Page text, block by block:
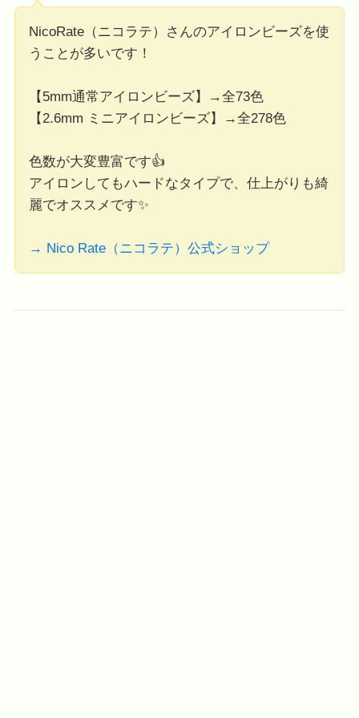
NicoRate（ニコラテ）さんのアイロンビーズを使
うことが多いです！
【5mm通常アイロンビーズ】→全73色
【2.6mm ミニアイロンビーズ】→全278色
色数が大変豊富です👍
アイロンしてもハードなタイプで、仕上がりも綺
麗でオススメです✨
→ Nico Rate（ニコラテ）公式ショップ